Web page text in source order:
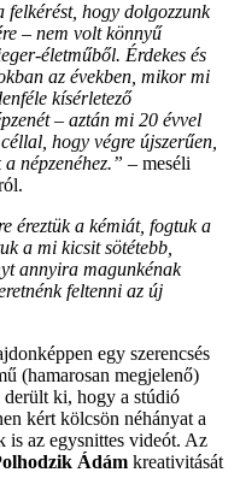
hogy dolgozzunk
– nem volt könnyű
életműből. Érdekes és
az években, mikor mi
kísérletező
– aztán mi 20 évvel
hogy végre újszerűen,
népzenéhez.” – meséli
éreztük a kémiát, fogtuk a
a mi kicsit sötétebb,
annyira magunkénak
feltenni az új
egy szerencsés
(hamarosan megjelenő)
ki, hogy a stúdió
kért kölcsön néhányat a
is az egysnittes videót. Az
Ádám kreativitását